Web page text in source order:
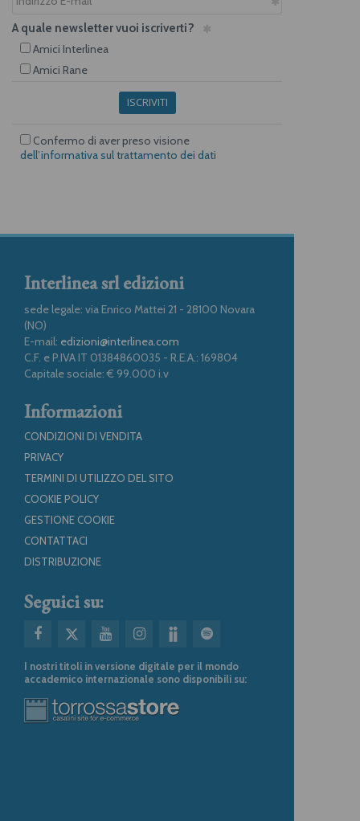
A quale newsletter vuoi iscriverti?
Amici Interlinea
Amici Rane
ISCRIVITI
Confermo di aver preso visione
dell’informativa sul trattamento dei dati
Interlinea srl edizioni
sede legale: via Enrico Mattei 21 - 28100 Novara
(NO)
E-mail: edizioni@interlinea.com
C.F. e P.IVA IT 01384860035 - R.E.A.: 169804
Capitale sociale: € 99.000 i.v
Informazioni
CONDIZIONI DI VENDITA
PRIVACY
TERMINI DI UTILIZZO DEL SITO
COOKIE POLICY
GESTIONE COOKIE
CONTATTACI
DISTRIBUZIONE
Seguici su:
I nostri titoli in versione digitale per il mondo
accademico internazionale sono disponibili su: